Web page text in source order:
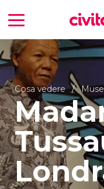
Cosa vedere